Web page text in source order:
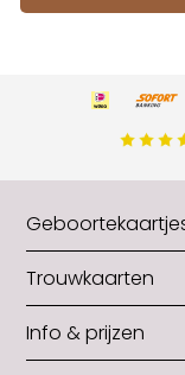
Geboortekaartjes
Geboortekaartjes
Trouwkaarten
Trouwkaarten
Trouwkaarten
Info & prijzen